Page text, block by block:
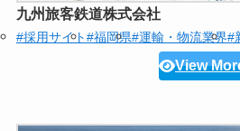
九州旅客鉄道株式会社
#採用サイト#福岡県#運輸・物流業界#
View